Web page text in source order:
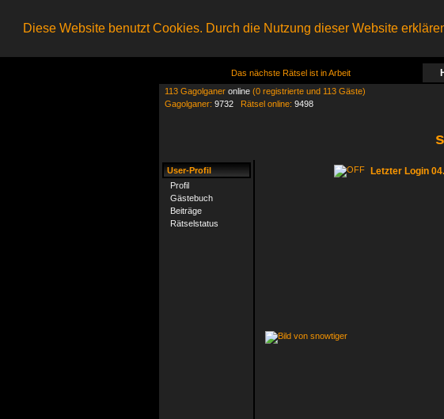
Diese Website benutzt Cookies. Durch die Nutzung dieser Website
Das nächste Rätsel ist in Arbeit
113 Gagolganer online (0 registrierte und 113 Gäste)
Gagolganer: 9732 Rätsel online: 9498
User-Profil
Profil
Gästebuch
Beiträge
Rätselstatus
Letzter Login